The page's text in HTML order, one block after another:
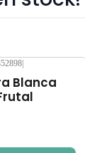
|
Blanca